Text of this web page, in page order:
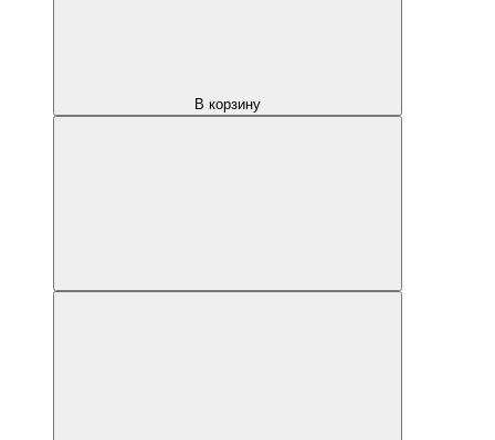
В корзину